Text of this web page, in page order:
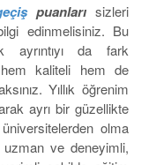
puanları sizleri
edinmelisiniz. Bu
ayrıntıyı da fark
kaliteli hem de
Yıllık öğrenim
ayrı bir güzellikte
olma
uzman ve deneyimli,